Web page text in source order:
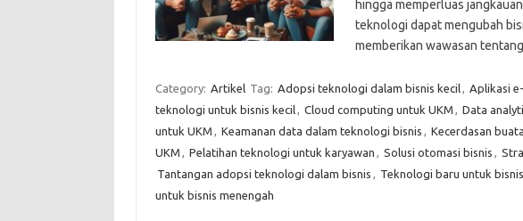
hingga memperluas
teknologi dapat mengubah
memberikan wawasan
Category: Artikel Tag: Adopsi teknologi dalam bisnis kecil, Aplikasi
teknologi untuk bisnis kecil, Cloud computing untuk UKM , Data
untuk UKM , Keamanan data dalam teknologi bisnis , Kecerdasan
UKM , Pelatihan teknologi untuk karyawan , Solusi otomasi bisnis ,
Tantangan adopsi teknologi dalam bisnis , Teknologi baru untuk
untuk bisnis menengah